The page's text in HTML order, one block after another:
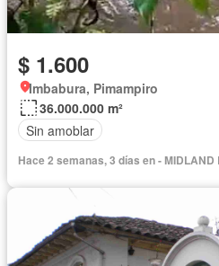
$ 1.600
Imbabura, Pimampiro
36.000.000 m²
Sin amoblar
Hace 2 semanas, 3 días en - MIDLAND